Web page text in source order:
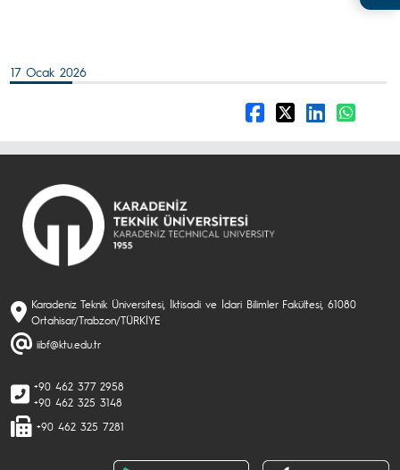
17 Ocak 2026
Karadeniz Teknik Üniversitesi, İktisadi ve İdari Bilimler Fakültesi, 61080
Ortahisar/Trabzon/TÜRKİYE
iibf@ktu.edu.tr
+90 462 377 2958
+90 462 325 3148
+90 462 325 7281